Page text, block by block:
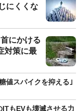
にくくな
にかける
対策に最
値スパイクを抑える｣
もEVも壊滅させる力